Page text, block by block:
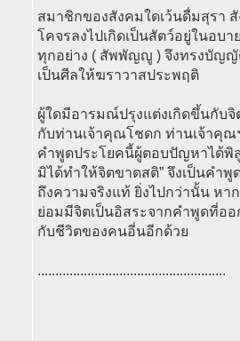
สมาชิกของสังคมใดเว้นดื่มสุรา
โคจรลงไปเกิดเป็นสัตว์อยู่ในอบ
ทุกอย่าง ( สัพพัญญู ) จึงทรงบัญญั
เป็นศีลให้ฆราวาสประพฤติ
ผู้ใดมีอารมณ์ปรุงแต่งเกิดขึ้นกับ
กับท่านเจ้าคุณโชดก ท่านเจ้าคุณ
คำพูดประโยคนี้ผู้ตอบปัญหาได้พิ
มิได้ทำให้จิตขาดสติ” จึงเป็นคำ
ถึงความจริงแท้ ยิ่งไปกว่านั้น ห
ย่อมมีจิตเป็นอิสระจากคำพูดที่ออ
กับชีวิตของคนอี่นอีกด้วย
.....................................................